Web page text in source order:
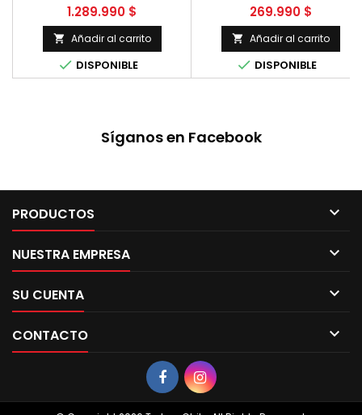
Precio
1.289.990 $
 Añadir al carrito
 DISPONIBLE
Precio
269.990 $
 Añadir al carrito
 DISPONIBLE
Síganos en Facebook
PRODUCTOS 
NUESTRA EMPRESA 
SU CUENTA 
CONTACTO 